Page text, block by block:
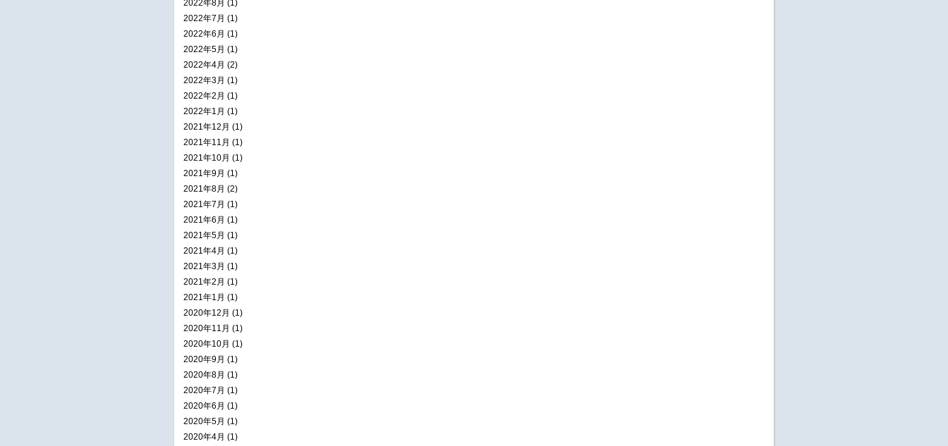
2022年8月 (1)
2022年7月 (1)
2022年6月 (1)
2022年5月 (1)
2022年4月 (2)
2022年3月 (1)
2022年2月 (1)
2022年1月 (1)
2021年12月 (1)
2021年11月 (1)
2021年10月 (1)
2021年9月 (1)
2021年8月 (2)
2021年7月 (1)
2021年6月 (1)
2021年5月 (1)
2021年4月 (1)
2021年3月 (1)
2021年2月 (1)
2021年1月 (1)
2020年12月 (1)
2020年11月 (1)
2020年10月 (1)
2020年9月 (1)
2020年8月 (1)
2020年7月 (1)
2020年6月 (1)
2020年5月 (1)
2020年4月 (1)